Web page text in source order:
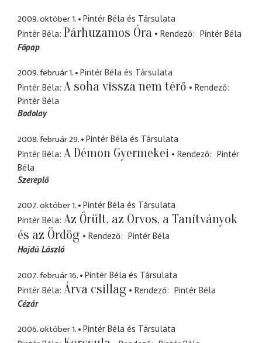
2009. október 1.
Pintér Béla és Társulata
Pintér Béla Párhuzamos Óra Rendező
Pintér Béla
Főpap
2009. február 1.
Pintér Béla és Társulata
Pintér Béla A soha vissza nem térő
Rendező
Pintér Béla
Bodolay
2008. február 29.
Pintér Béla és Társulata
Pintér Béla A Démon Gyermekei Rendező
Pintér
Béla
Szereplő
2007. október 1.
Pintér Béla és Társulata
Pintér Béla Az Őrült, az Orvos, a Tanítványok
és az Ördög
Rendező
Pintér Béla
Hajdú László
2007. február 16.
Pintér Béla és Társulata
Pintér Béla Árva csillag Rendező
Pintér Béla
Cézár
2006. október 1.
Pintér Béla és Társulata